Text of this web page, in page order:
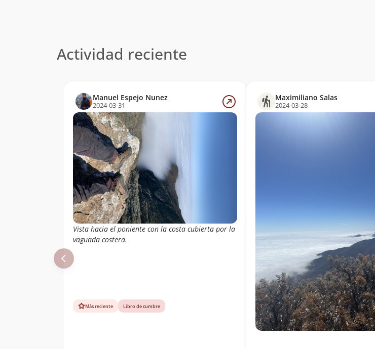
Actividad reciente
Manuel Espejo Nunez
2024-03-31
Vista hacia el poniente con la costa cubierta por la
vaguada costera.
Más reciente Libro de cumbre
Maximiliano Salas
2024-03-28